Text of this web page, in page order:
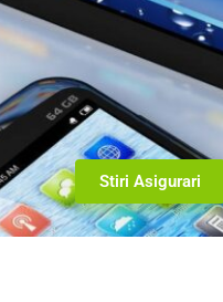
Stiri Asigurari